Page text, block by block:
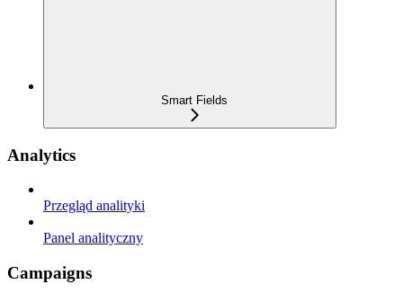
Smart Fields
Analytics
Przegląd analityki
Panel analityczny
Campaigns